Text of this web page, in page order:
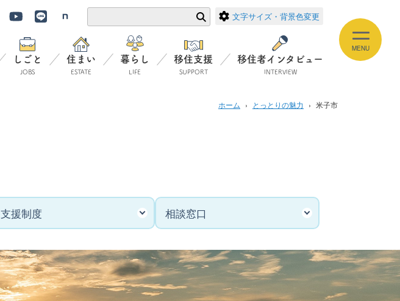
文字サイズ・背景色変更
しごと
JOBS
住まい
ESTATE
暮らし
LIFE
移住支援
SUPPORT
移住者インタビュー
INTERVIEW
地域おこし協力隊
住まい ESTATE
ホーム › とっとりの魅力 › 米子市
支援制度 相談窓口